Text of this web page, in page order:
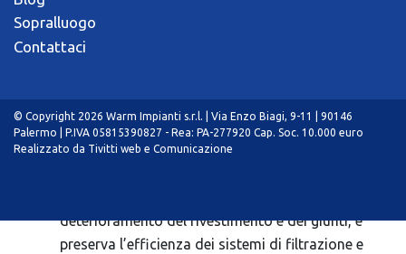
chimico è significativamente meno costoso che
intervenire su situazioni già compromesse.
ricambio completo dell’acqua.
Prolungamento della vita dell’impianto
deterioramento del rivestimento e dei giunti, e
preserva l’efficienza dei sistemi di filtrazione e
Sopralluogo
Contattaci
© Copyright 2026 Warm Impianti s.r.l. | Via Enzo Biagi, 9-11 | 90146
Palermo | P.IVA 05815390827 - Rea: PA-277920 Cap. Soc. 10.000 euro
Realizzato da Tivitti web e Comunicazione